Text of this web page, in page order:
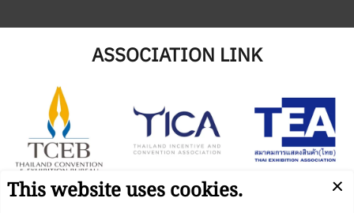
ASSOCIATION LINK